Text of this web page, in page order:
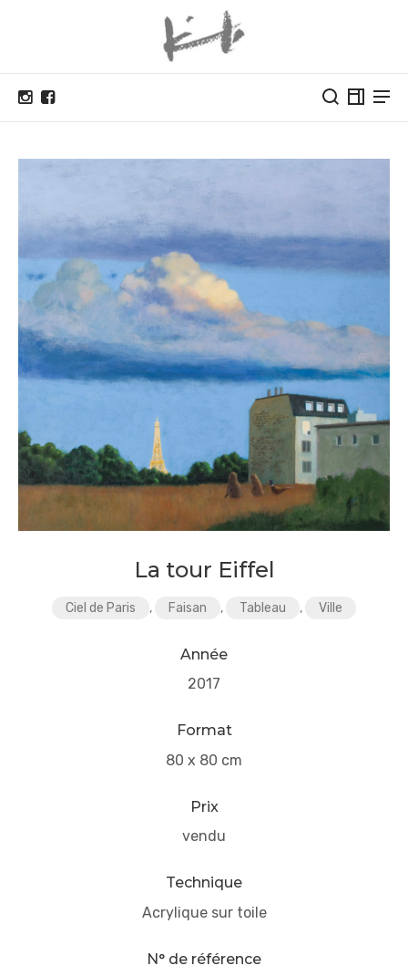
La tour Eiffel
Ciel de Paris , Faisan , Tableau , Ville
Année
2017
Format
80 x 80 cm
Prix
vendu
Technique
Acrylique sur toile
N° de référence